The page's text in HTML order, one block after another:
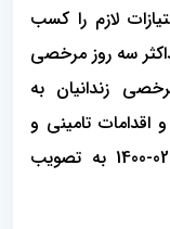
لازم را کسب
سه روز مرخصی
زندانیان به
اقدامات تامینی و
تربیتی کشور می‌باشد که در تاریخ 28-02-1400 به تصویب